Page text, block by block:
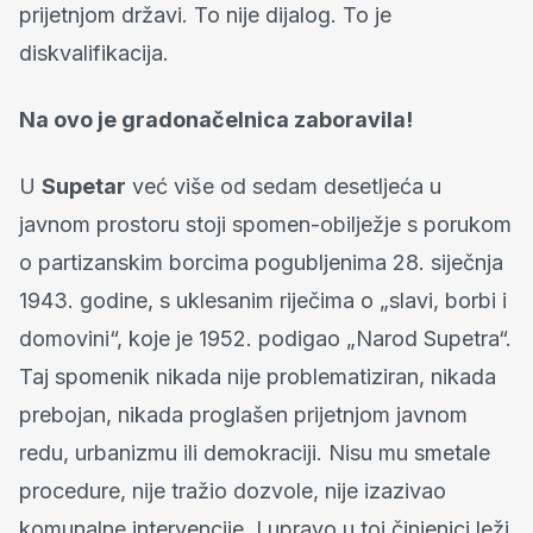
prijetnjom državi. To nije dijalog. To je
diskvalifikacija.
Na ovo je gradonačelnica zaboravila!
U Supetar već više od sedam desetljeća u
javnom prostoru stoji spomen-obilježje s porukom
o partizanskim borcima pogubljenima 28. siječnja
1943. godine, s uklesanim riječima o „slavi, borbi i
domovini“, koje je 1952. podigao „Narod Supetra“.
Taj spomenik nikada nije problematiziran, nikada
prebojan, nikada proglašen prijetnjom javnom
redu, urbanizmu ili demokraciji. Nisu mu smetale
procedure, nije tražio dozvole, nije izazivao